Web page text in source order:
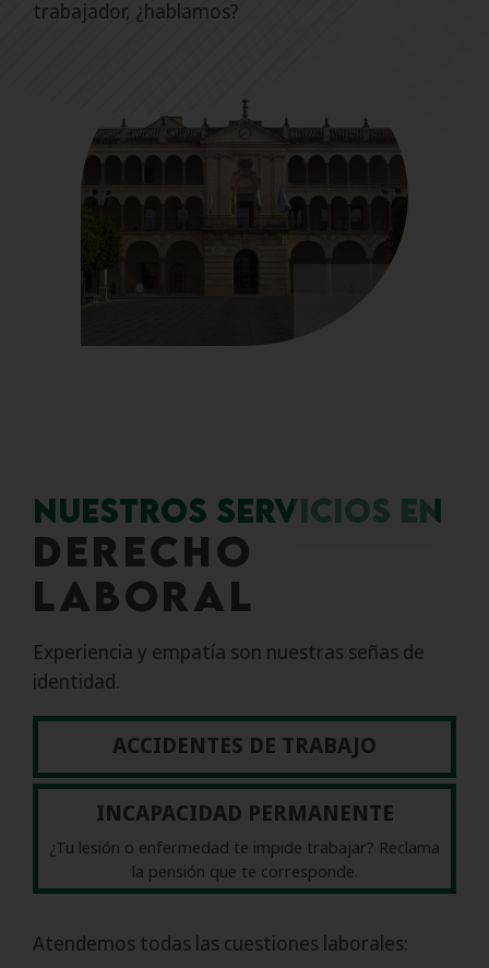
trabajador, ¿hablamos?
Nuestros servicios en
Derecho
Laboral
Experiencia y empatía son nuestras señas de
identidad.
ACCIDENTES DE TRABAJO
INCAPACIDAD PERMANENTE
¿Tu lesión o enfermedad te impide trabajar? Reclama
la pensión que te corresponde.
Atendemos todas las cuestiones laborales: